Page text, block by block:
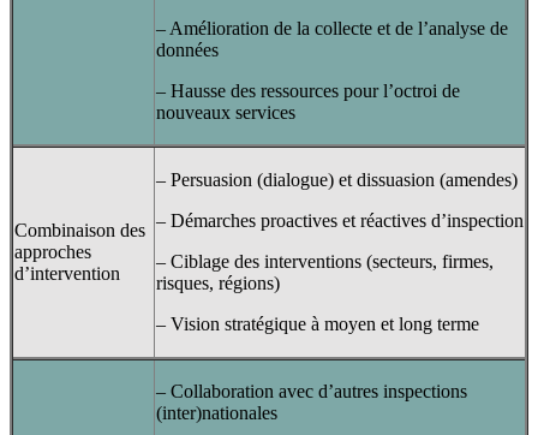
– Amélioration de la collecte et de l’analyse de
données
– Hausse des ressources pour l’octroi de
nouveaux services
Combinaison des
approches
d’intervention
– Persuasion (dialogue) et dissuasion (amendes)
– Démarches proactives et réactives d’inspection
– Ciblage des interventions (secteurs, firmes,
risques, régions)
– Vision stratégique à moyen et long terme
– Collaboration avec d’autres inspections
(inter)nationales